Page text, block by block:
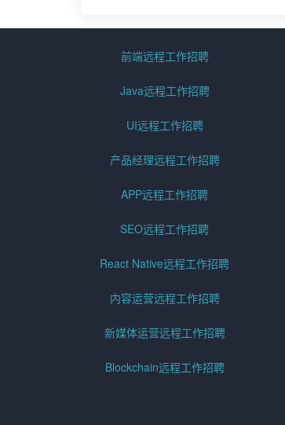
前端远程工作招聘
Java远程工作招聘
UI远程工作招聘
产品经理远程工作招聘
APP远程工作招聘
SEO远程工作招聘
React Native远程工作招聘
内容运营远程工作招聘
新媒体运营远程工作招聘
Blockchain远程工作招聘